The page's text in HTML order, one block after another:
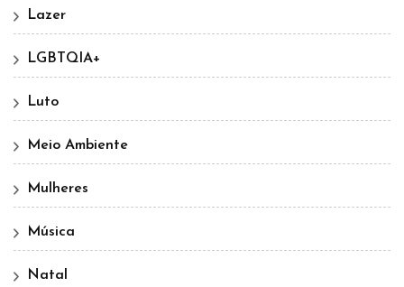
Lazer
LGBTQIA+
Luto
Meio Ambiente
Mulheres
Música
Natal